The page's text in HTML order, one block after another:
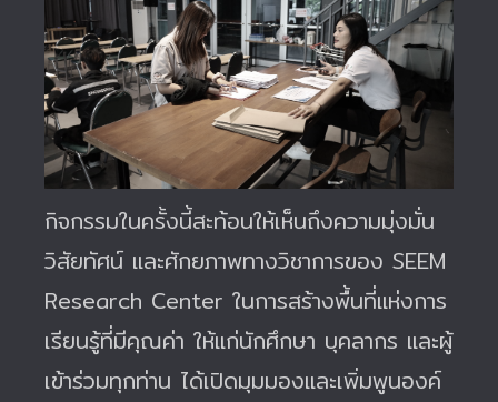
กิจกรรมในครั้งนี้สะท้อนให้เห็นถึงความมุ่งมั่น
วิสัยทัศน์ และศักยภาพทางวิชาการของ SEEM
Research Center ในการสร้างพื้นที่แห่งการ
เรียนรู้ที่มีคุณค่า ให้แก่นักศึกษา บุคลากร และผู้
เข้าร่วมทุกท่าน ได้เปิดมุมมองและเพิ่มพูนองค์